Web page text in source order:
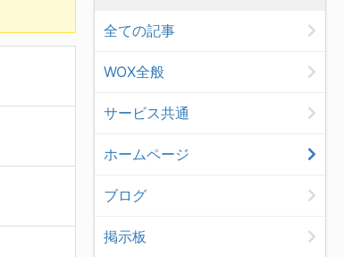
全ての記事
WOX全般
サービス共通
ホームページ
ブログ
掲示板